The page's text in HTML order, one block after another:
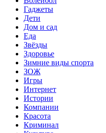
Гаджеты
Дети
Дом и сад
Еда
Звёзды
Здоровье
Зимние виды спорта
ЗОЖ
Игры
Интернет
Истории
Компании
Красота
Криминал